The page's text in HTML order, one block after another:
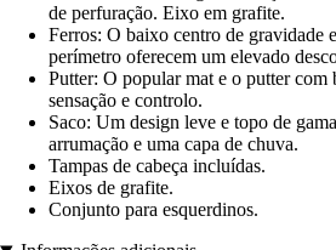
de perfuração. Eixo em grafite.
Ferros: O baixo centro de gravidade
perímetro oferecem um elevado
Putter: O popular mat e o putter com
sensação e controlo.
Saco: Um design leve e topo de
arrumação e uma capa de chuva.
Tampas de cabeça incluídas.
Eixos de grafite.
Conjunto para esquerdinos.